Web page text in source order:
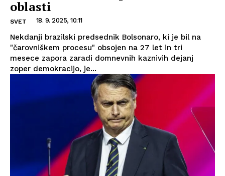
oblasti
SVET 18. 9. 2025, 10:11
Nekdanji brazilski predsednik Bolsonaro, ki je bil na
"čarovniškem procesu" obsojen na 27 let in tri
mesece zapora zaradi domnevnih kaznivih dejanj
zoper demokracijo, je...